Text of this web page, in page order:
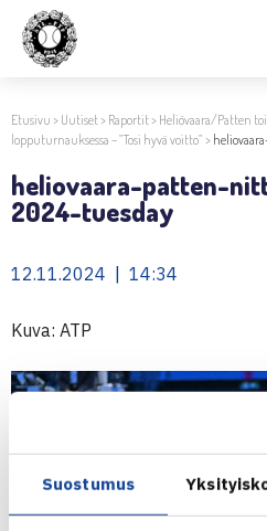
Suostumus
Etusivu > Uutiset> Raportit> Heliövaara/Patten
lopputurnauksessa – ”Tosi hyvä voitto” >
heliovaara-patten-
2024-tuesday
12.11.2024 | 14:34
Kuva: ATP